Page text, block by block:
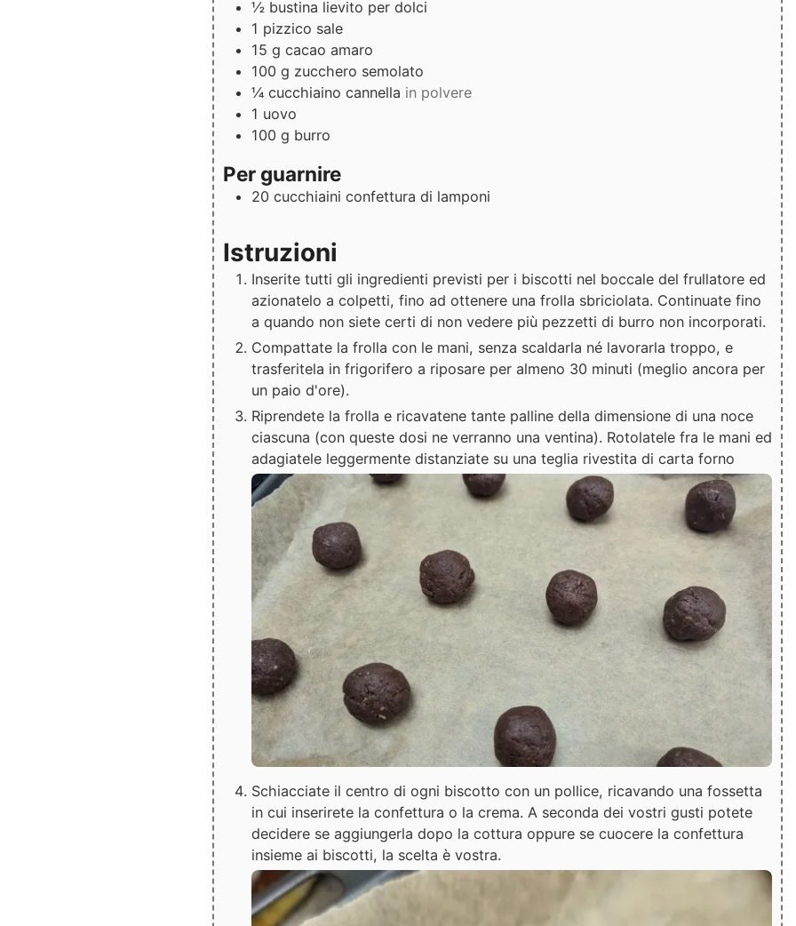
½ bustina lievito per dolci
1 pizzico sale
15 g cacao amaro
100 g zucchero semolato
¼ cucchiaino cannella in polvere
1 uovo
100 g burro
Per guarnire
20 cucchiaini confettura di lamponi
Istruzioni
Inserite tutti gli ingredienti previsti per i biscotti nel boccale del frullatore ed
azionatelo a colpetti, fino ad ottenere una frolla sbriciolata. Continuate fino
a quando non siete certi di non vedere più pezzetti di burro non incorporati.
Compattate la frolla con le mani, senza scaldarla né lavorarla troppo, e
trasferitela in frigorifero a riposare per almeno 30 minuti (meglio ancora per
un paio d'ore).
Riprendete la frolla e ricavatene tante palline della dimensione di una noce
ciascuna (con queste dosi ne verranno una ventina). Rotolatele fra le mani ed
adagiatele leggermente distanziate su una teglia rivestita di carta forno
Schiacciate il centro di ogni biscotto con un pollice, ricavando una fossetta
in cui inserirete la confettura o la crema. A seconda dei vostri gusti potete
decidere se aggiungerla dopo la cottura oppure se cuocere la confettura
insieme ai biscotti, la scelta è vostra.